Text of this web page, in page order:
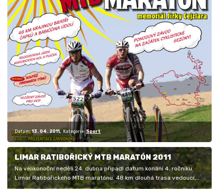
Datum: 13. 04. 2011 Kategorie: Sport
LIMAR RATIBOŘICKÝ MTB MARATÓN 2011
Na velikonoční neděli 24. dubna připadl datum konání 4. ročníku
Limar Ratibořického MTB maratónu. 48 km dlouhá trasa vedoucí,
krásnou…